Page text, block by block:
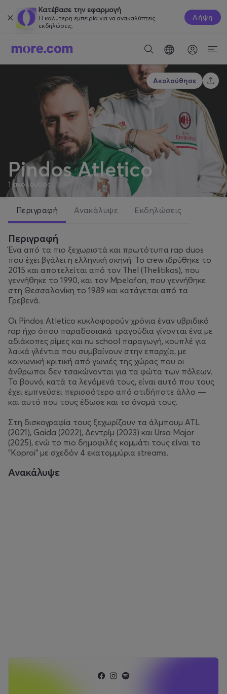
Κατέβασε την εφαρμογή
Η καλύτερη εμπειρία για να ανακαλύπτεις
εκδηλώσεις.
Λήψη
Pindos Atletico
1 ακόλουθος
Ακολούθησε
Περιγραφή Ανακάλυψε Εκδηλώσεις
Περιγραφή
Ένα από τα πιο ξεχωριστά και πρωτότυπα rap duos
που έχει βγάλει η ελληνική σκηνή. Το crew ιδρύθηκε το
2015 και αποτελείται από τον Thel (Thelitikos), που
γεννήθηκε το 1990, και τον Mpelafon, που γεννήθηκε
στη Θεσσαλονίκη το 1989 και κατάγεται από τα
Γρεβενά.
Οι Pindos Atletico κυκλοφορούν χρόνια έναν υβριδικό
rap ήχο όπου παραδοσιακά τραγούδια γίνονται ένα με
αδιάκοπες ρίμες και nu school παραγωγή, κουπλέ για
λαϊκά γλέντια που συμβαίνουν στην επαρχία, με
κοινωνική κριτική από γωνιές της χώρας που οι
άνθρωποι δεν τσακώνονται για τα φώτα των πόλεων.
Το βουνό, κατά τα λεγόμενά τους, είναι αυτό που τους
έχει εμπνεύσει περισσότερο από οτιδήποτε άλλο —
και αυτό που τους έδωσε και το όνομά τους.
Στη δισκογραφία τους ξεχωρίζουν τα άλμπουμ ATL
(2021), Gaida (2022), Δεντρίμ (2023) και Ursa Major
(2025), ενώ το πιο δημοφιλές κομμάτι τους είναι το
"Koproi" με σχεδόν 4 εκατομμύρια streams.
Ανακάλυψε